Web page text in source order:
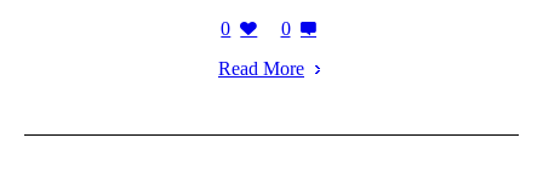
0
0
Read More